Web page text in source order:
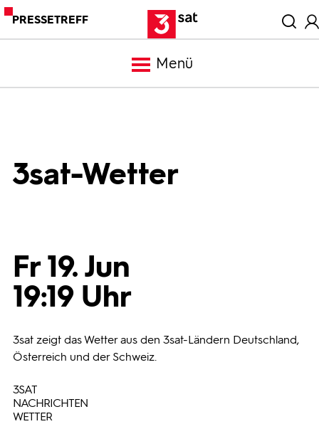
PRESSETREFF
Menü
Programmwochen
3sat-Wetter
Fr 19. Jun
19:19 Uhr
3sat zeigt das Wetter aus den 3sat-Ländern Deutschland,
Österreich und der Schweiz.
3SAT
NACHRICHTEN
WETTER